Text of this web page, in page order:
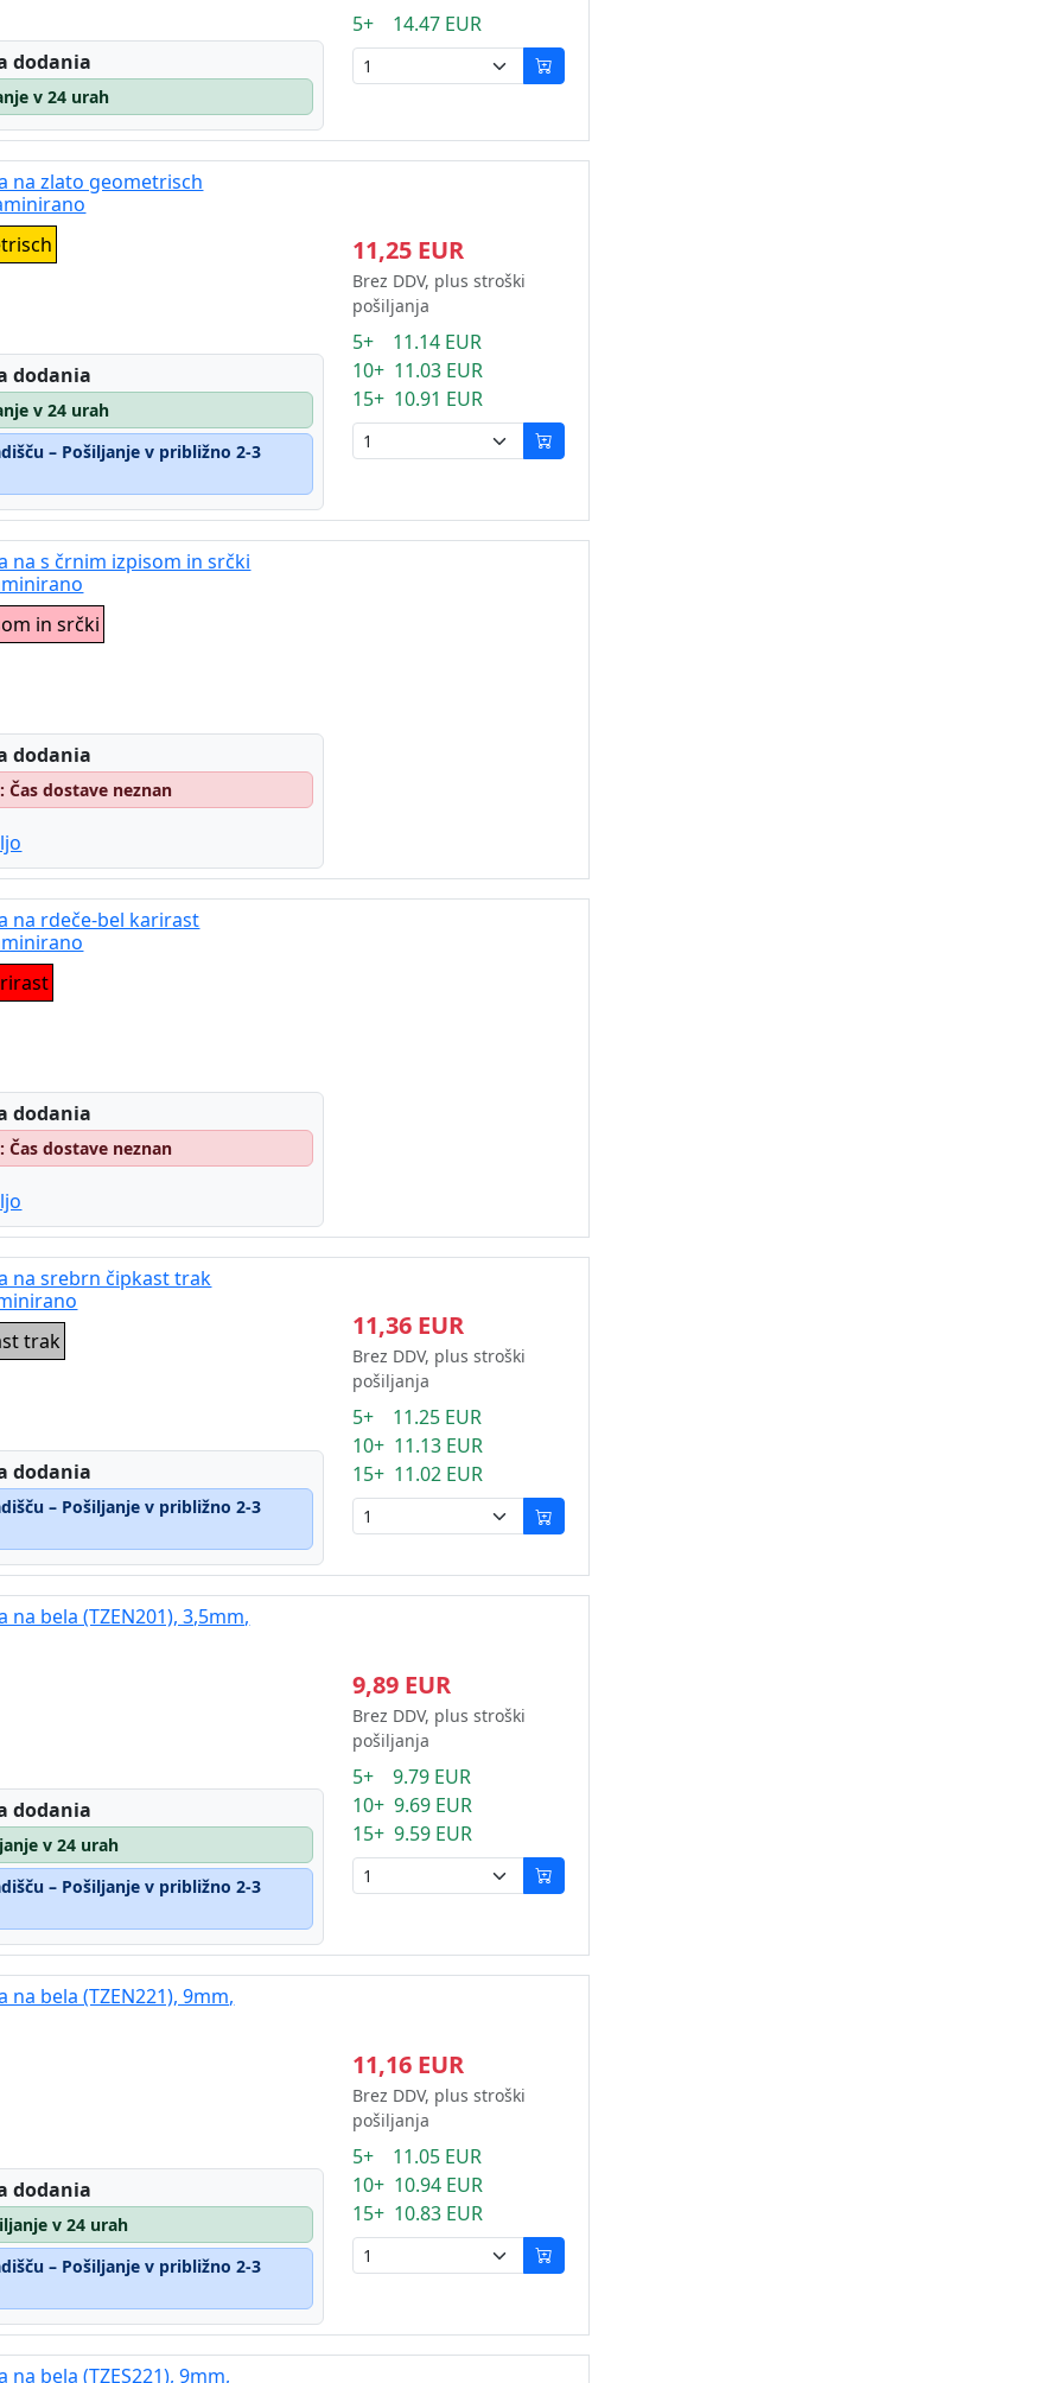
dodania
v 24 urah
5+ 14.47 EUR
na zlato geometrisch
dodania
v 24 urah
– Pošiljanje v približno 2-3
11,25 EUR
Brez DDV, plus stroški
pošiljanja
5+ 11.14 EUR
10+ 11.03 EUR
15+ 10.91 EUR
na s črnim izpisom in srčki
in srčki
dodania
dostave neznan
na rdeče-bel karirast
dodania
dostave neznan
na srebrn čipkast trak
trak
dodania
– Pošiljanje v približno 2-3
11,36 EUR
Brez DDV, plus stroški
pošiljanja
5+ 11.25 EUR
10+ 11.13 EUR
15+ 11.02 EUR
bela (TZEN201), 3,5mm,
dodania
v 24 urah
– Pošiljanje v približno 2-3
9,89 EUR
Brez DDV, plus stroški
pošiljanja
5+ 9.79 EUR
10+ 9.69 EUR
15+ 9.59 EUR
bela (TZEN221), 9mm,
dodania
v 24 urah
– Pošiljanje v približno 2-3
11,16 EUR
Brez DDV, plus stroški
pošiljanja
5+ 11.05 EUR
10+ 10.94 EUR
15+ 10.83 EUR
bela (TZES221), 9mm,